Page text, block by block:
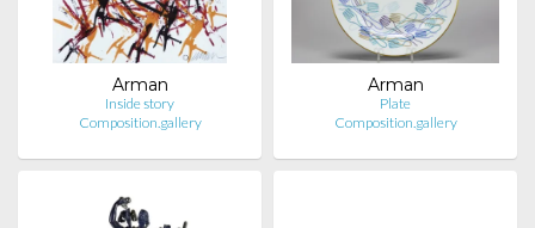
Arman
Inside story
Composition.gallery
Arman
Plate
Composition.gallery